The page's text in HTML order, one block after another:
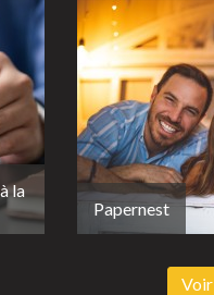
la
Papernest